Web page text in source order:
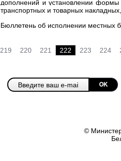
дополнений и установлении формы
транспортных и товарных
Бюллетень об исполнении местных
219 220 221 222 223 224
OK
©